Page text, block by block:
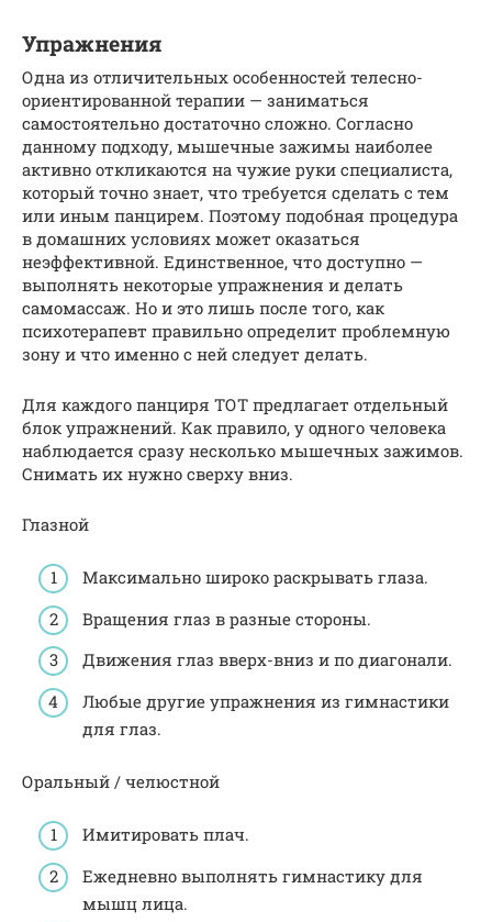
Упражнения
Одна из отличительных особенностей телесно-
ориентированной терапии — заниматься
самостоятельно достаточно сложно. Согласно
данному подходу, мышечные зажимы наиболее
активно откликаются на чужие руки специалиста,
который точно знает, что требуется сделать с тем
или иным панцирем. Поэтому подобная процедура
в домашних условиях может оказаться
неэффективной. Единственное, что доступно —
выполнять некоторые упражнения и делать
самомассаж. Но и это лишь после того, как
психотерапевт правильно определит проблемную
зону и что именно с ней следует делать.
Для каждого панциря ТОТ предлагает отдельный
блок упражнений. Как правило, у одного человека
наблюдается сразу несколько мышечных зажимов.
Снимать их нужно сверху вниз.
Глазной
Максимально широко раскрывать глаза.
Вращения глаз в разные стороны.
Движения глаз вверх-вниз и по диагонали.
Любые другие упражнения из гимнастики
для глаз.
Оральный / челюстной
Имитировать плач.
Ежедневно выполнять гимнастику для
мышц лица.